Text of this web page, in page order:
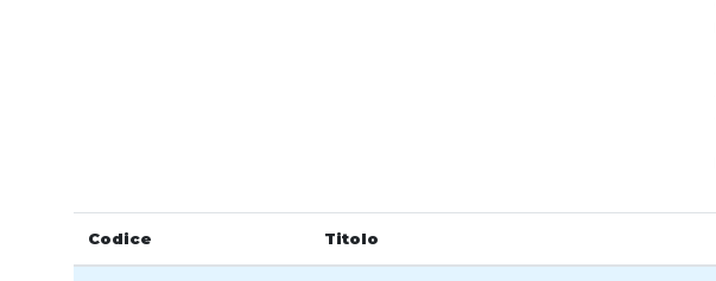
Codice Titolo